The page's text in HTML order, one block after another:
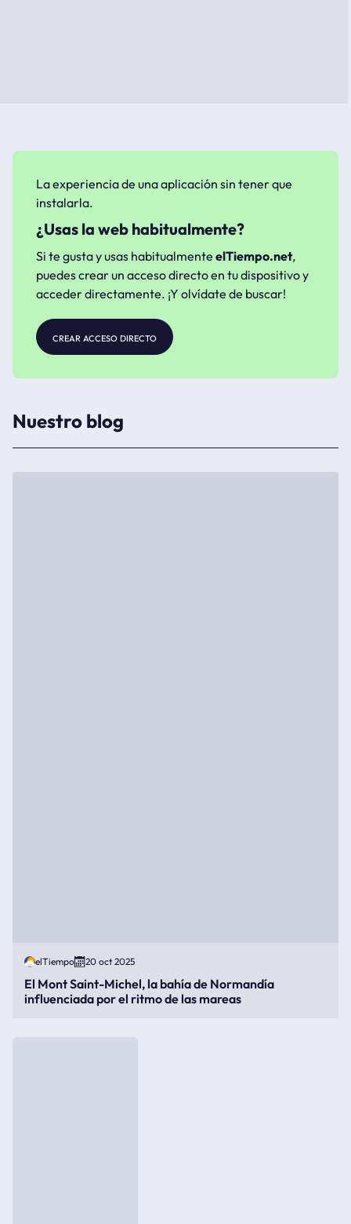
La experiencia de una aplicación sin tener que
instalarla.
¿Usas la web habitualmente?
Si te gusta y usas habitualmente elTiempo.net,
puedes crear un acceso directo en tu dispositivo y
acceder directamente. ¡Y olvídate de buscar!
crear acceso directo
Nuestro blog
elTiempo 20 oct 2025
El Mont Saint-Michel, la bahía de Normandía
influenciada por el ritmo de las mareas